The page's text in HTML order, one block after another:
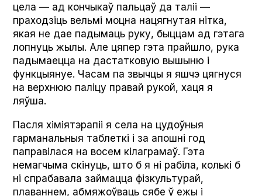
цела — ад кончыкаў пальцаў да таліі —
праходзіць вельмі моцна нацягнутая нітка,
якая не дае падымаць руку, быццам ад гэтага
лопнуць жылы. Але цяпер гэта прайшло, рука
падымаецца на дастатковую вышыню і
функцыянуе. Часам па звычцы я яшчэ цягнуся
на верхнюю паліцу правай рукой, хаця я
ляўша.
Пасля хіміятэрапіі я села на цудоўныя
гарманальныя таблеткі і за апошні год
паправілася на восем кілаграмаў. Гэта
немагчыма скінуць, што б я ні рабіла, колькі б
ні спрабавала займацца фізкультурай,
плаваннем, абмяжоўваць сябе ў ежы і